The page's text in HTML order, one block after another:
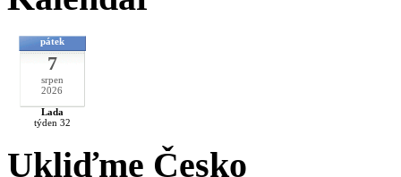
pátek
7
srpen
2026
Lada
týden 32
Ukliďme Česko